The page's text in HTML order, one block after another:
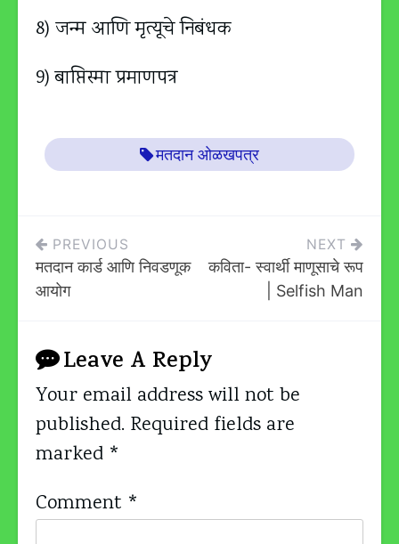
8) जन्म आणि मृत्यूचे निबंधक
9) बाप्तिस्मा प्रमाणपत्र
मतदान ओळखपत्र
Post
Navigation
PREVIOUS
मतदान कार्ड आणि निवडणूक
आयोग
NEXT
कविता- स्वार्थी माणूसाचे रूप
| Selfish Man
Leave A Reply
Your email address will not be
published. Required fields are
marked *
Comment *